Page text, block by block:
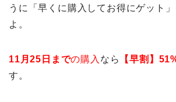
うに「早くに購入してお得にゲット
よ。
11月25日までの購入 なら 【早割】
す。